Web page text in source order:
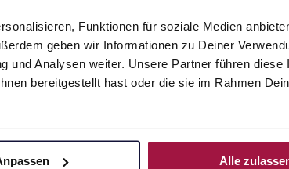
Funktionen für soziale Medien
geben wir Informationen zu Deiner
und Analysen weiter. Unsere Partner führen diese
bereitgestellt hast oder die sie im Rahmen
Alle
sofort abholbereit